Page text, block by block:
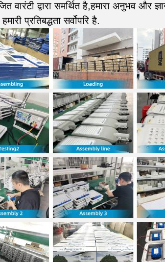
प्रस्तुत
वारंटी द्वारा समर्थित है,हमारा अनुभव और
प्रतिबद्धता सर्वोपरि है.